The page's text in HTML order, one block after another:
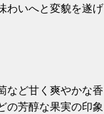
わいへと変貌を遂げ
など甘く爽やかな香
の芳醇な果実の印象